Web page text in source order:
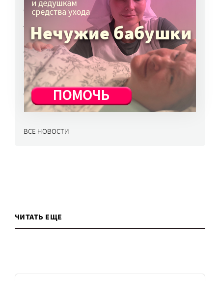
6 авг, 14:44
Улучшить питание заключенных намерен
Минюст
6 авг, 13:19
Обязать самозанятых платить пенсионные
взносы предлагают профсоюзы
6 авг, 10:51
ВСЕ НОВОСТИ
ЧИТАТЬ ЕЩЕ